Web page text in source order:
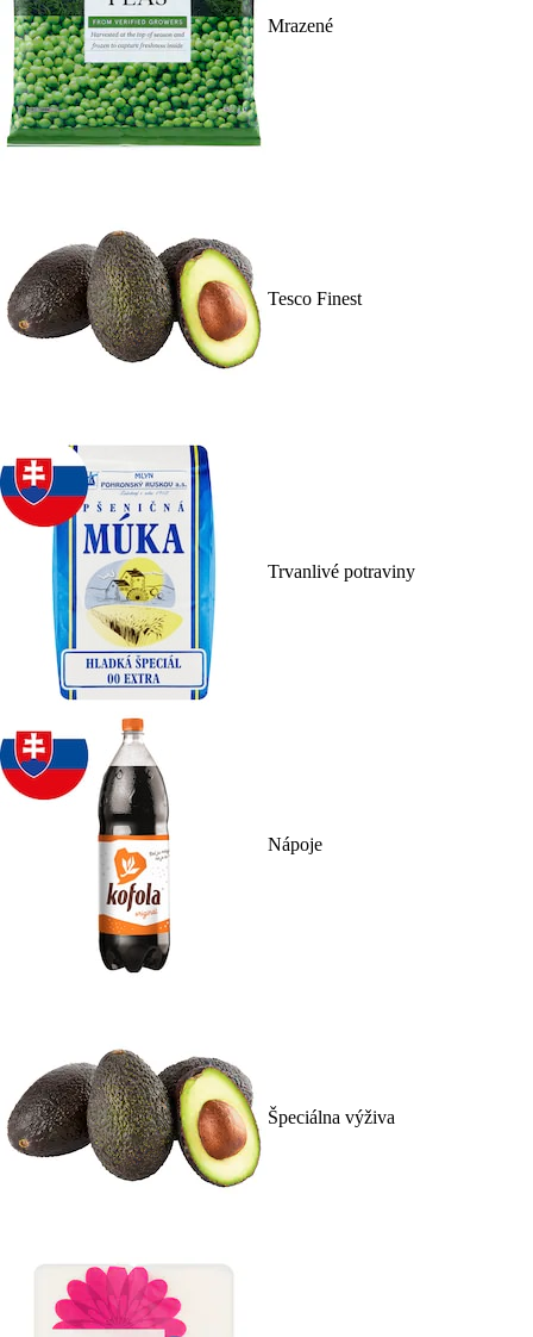
Mrazené
Tesco Finest
Trvanlivé potraviny
Nápoje
Špeciálna výživa